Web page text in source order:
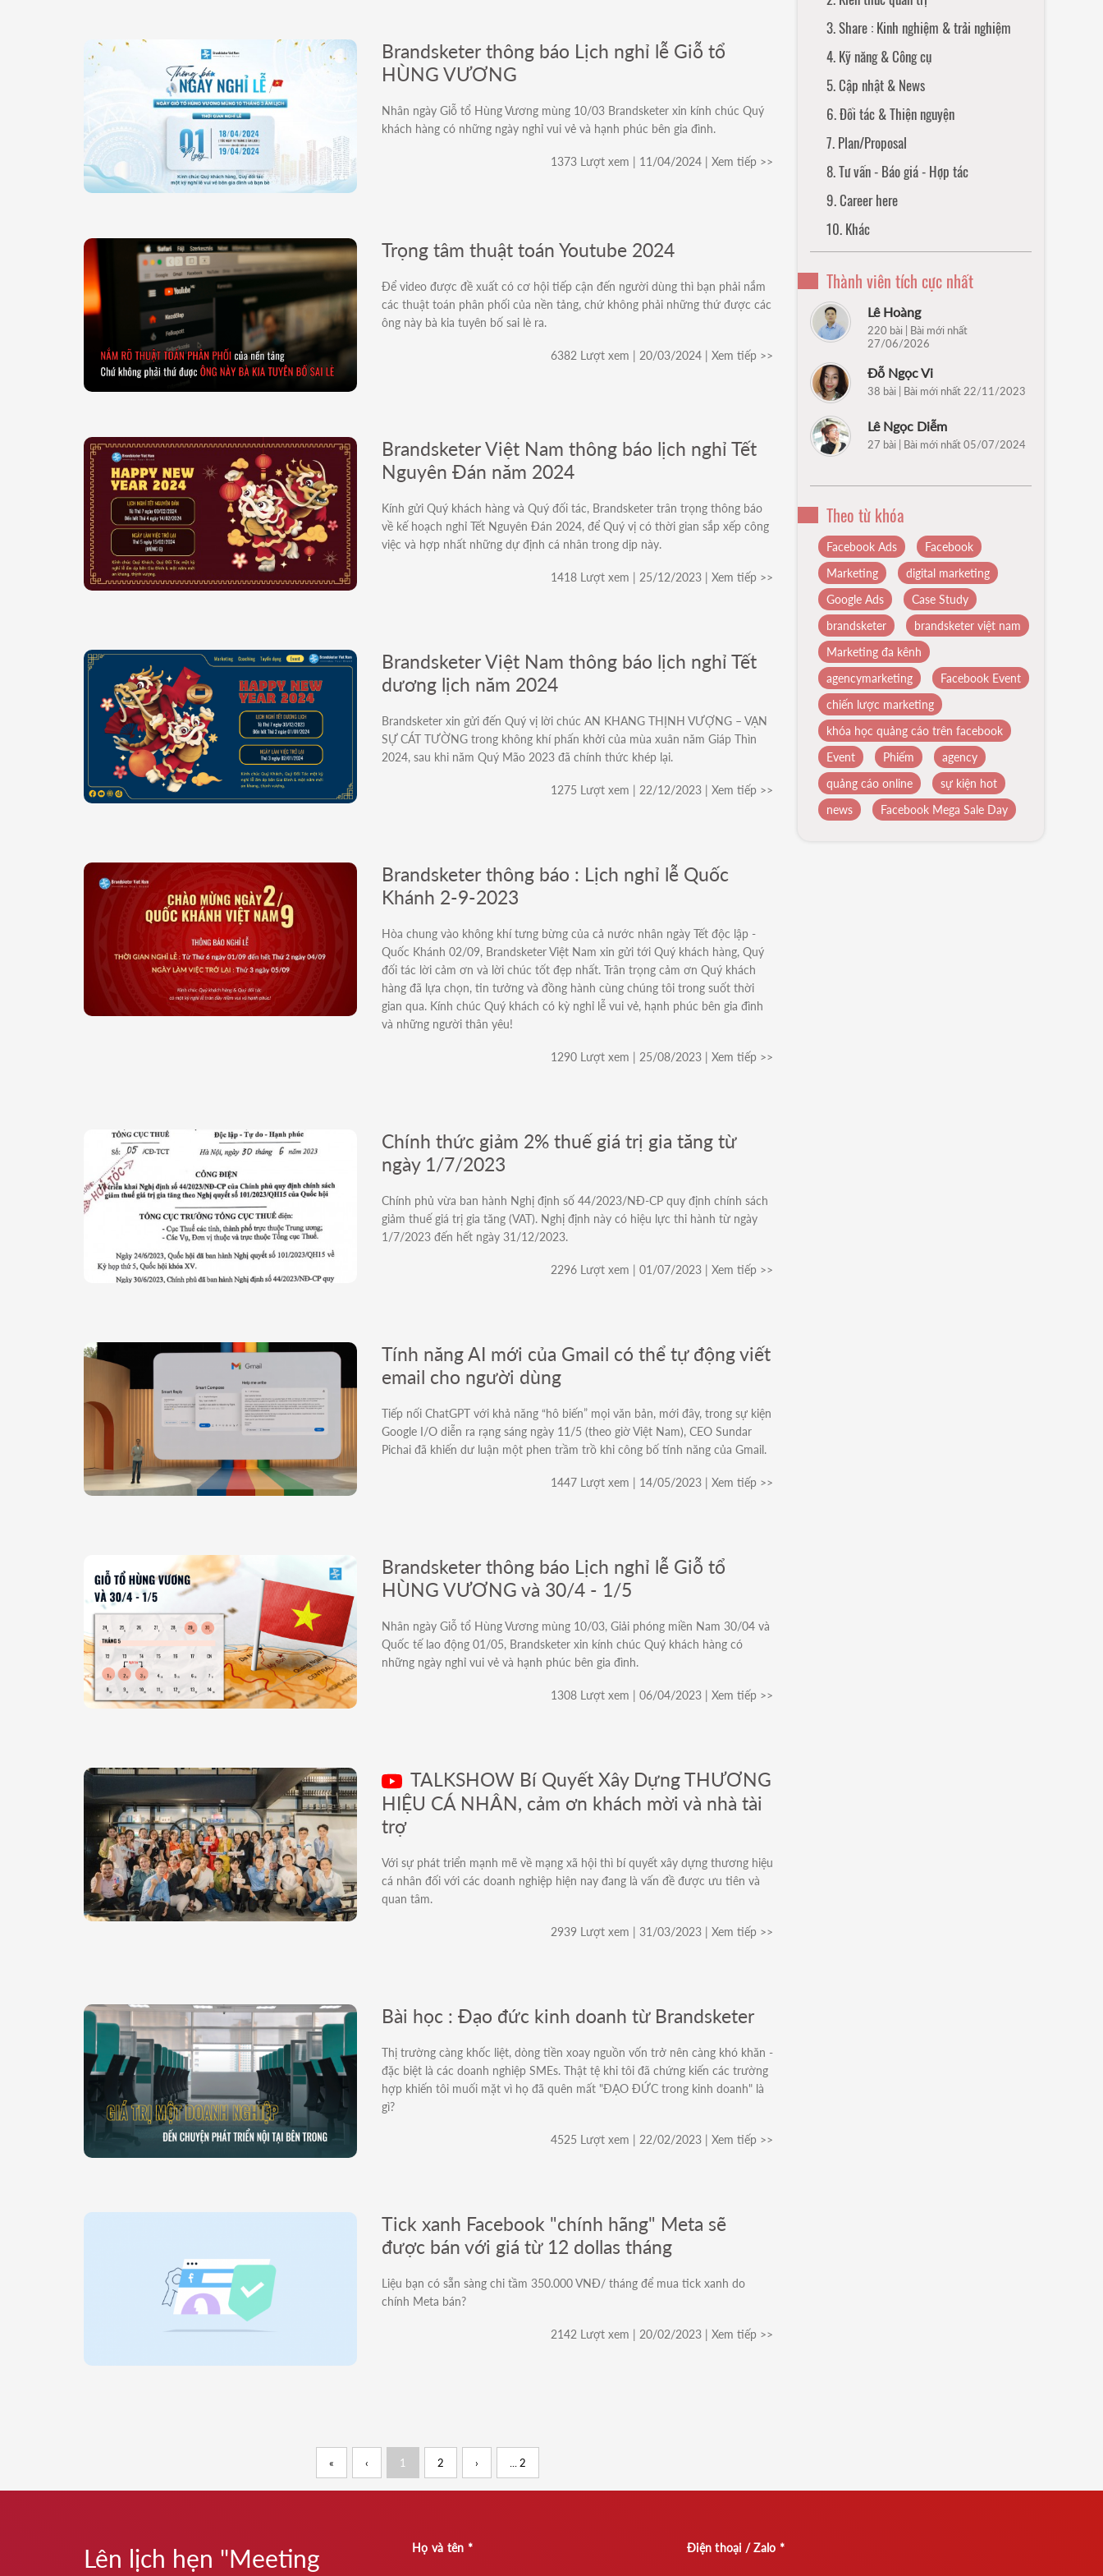
Brandsketer thông báo Lịch nghỉ lễ Giỗ tổ
HÙNG VƯƠNG
Nhân ngày Giỗ tổ Hùng Vương mùng 10/03 Brandsketer xin kính chúc Quý
khách hàng có những ngày nghỉ vui vẻ và hạnh phúc bên gia đình.
1373 Lượt xem | 11/04/2024 | Xem tiếp >>
Trọng tâm thuật toán Youtube 2024
Để video được đề xuất có cơ hội tiếp cận đến người dùng thì bạn phải nắm
các thuật toán phân phối của nền tảng, chứ không phải những thứ được các
ông này bà kia tuyên bố sai lè ra.
6382 Lượt xem | 20/03/2024 | Xem tiếp >>
Brandsketer Việt Nam thông báo lịch nghỉ Tết
Nguyên Đán năm 2024
Kính gửi Quý khách hàng và Quý đối tác, Brandsketer trân trọng thông báo
về kế hoạch nghỉ Tết Nguyên Đán 2024, để Quý vị có thời gian sắp xếp công
việc và hợp nhất những dự định cá nhân trong dịp này.
1418 Lượt xem | 25/12/2023 | Xem tiếp >>
Brandsketer Việt Nam thông báo lịch nghỉ Tết
dương lịch năm 2024
Brandsketer xin gửi đến Quý vị lời chúc AN KHANG THỊNH VƯỢNG – VẠN
SỰ CÁT TƯỜNG trong không khí phấn khởi của mùa xuân năm Giáp Thìn
2024, sau khi năm Quý Mão 2023 đã chính thức khép lại.
1275 Lượt xem | 22/12/2023 | Xem tiếp >>
Brandsketer thông báo : Lịch nghỉ lễ Quốc
Khánh 2-9-2023
Hòa chung vào không khí tưng bừng của cả nước nhân ngày Tết độc lập -
Quốc Khánh 02/09, Brandsketer Việt Nam xin gửi tới Quý khách hàng, Quý
đối tác lời cảm ơn và lời chúc tốt đẹp nhất. Trân trọng cảm ơn Quý khách
hàng đã lựa chọn, tin tưởng và đồng hành cùng chúng tôi trong suốt thời
gian qua. Kính chúc Quý khách có kỳ nghỉ lễ vui vẻ, hạnh phúc bên gia đình
và những người thân yêu!
1290 Lượt xem | 25/08/2023 | Xem tiếp >>
Chính thức giảm 2% thuế giá trị gia tăng từ
ngày 1/7/2023
Chính phủ vừa ban hành Nghị định số 44/2023/NĐ-CP quy định chính sách
giảm thuế giá trị gia tăng (VAT). Nghị định này có hiệu lực thi hành từ ngày
1/7/2023 đến hết ngày 31/12/2023.
2296 Lượt xem | 01/07/2023 | Xem tiếp >>
Tính năng AI mới của Gmail có thể tự động viết
email cho người dùng
Tiếp nối ChatGPT với khả năng “hô biến” mọi văn bản, mới đây, trong sự kiện
Google I/O diễn ra rạng sáng ngày 11/5 (theo giờ Việt Nam), CEO Sundar
Pichai đã khiến dư luận một phen trầm trồ khi công bố tính năng của Gmail.
1447 Lượt xem | 14/05/2023 | Xem tiếp >>
Brandsketer thông báo Lịch nghỉ lễ Giỗ tổ
HÙNG VƯƠNG và 30/4 - 1/5
Nhân ngày Giỗ tổ Hùng Vương mùng 10/03, Giải phóng miền Nam 30/04 và
Quốc tế lao động 01/05, Brandsketer xin kính chúc Quý khách hàng có
những ngày nghỉ vui vẻ và hạnh phúc bên gia đình.
1308 Lượt xem | 06/04/2023 | Xem tiếp >>
TALKSHOW Bí Quyết Xây Dựng THƯƠNG
HIỆU CÁ NHÂN, cảm ơn khách mời và nhà tài
trợ
Với sự phát triển mạnh mẽ về mạng xã hội thì bí quyết xây dựng thương hiệu
cá nhân đối với các doanh nghiệp hiện nay đang là vấn đề được ưu tiên và
quan tâm.
2939 Lượt xem | 31/03/2023 | Xem tiếp >>
Bài học : Đạo đức kinh doanh từ Brandsketer
Thị trường càng khốc liệt, dòng tiền xoay nguồn vốn trở nên càng khó khăn -
đặc biệt là các doanh nghiệp SMEs. Thật tệ khi tôi đã chứng kiến các trường
hợp khiến tôi muối mặt vì họ đã quên mất "ĐẠO ĐỨC trong kinh doanh" là
gì?
4525 Lượt xem | 22/02/2023 | Xem tiếp >>
Tick xanh Facebook "chính hãng" Meta sẽ
được bán với giá từ 12 dollas tháng
Liệu bạn có sẵn sàng chi tầm 350.000 VNĐ/ tháng để mua tick xanh do
chính Meta bán?
2142 Lượt xem | 20/02/2023 | Xem tiếp >>
« ‹ 1 2 › ... 2
3. Share : Kinh nghiệm & trải nghiệm
4. Kỹ năng & Công cụ
5. Cập nhật & News
6. Đối tác & Thiện nguyện
7. Plan/Proposal
8. Tư vấn - Báo giá - Hợp tác
9. Career here
10. Khác
Thành viên tích cực nhất
Lê Hoàng
220 bài | Bài mới nhất
27/06/2026
Đỗ Ngọc Vi
38 bài | Bài mới nhất 22/11/2023
Lê Ngọc Diễm
27 bài | Bài mới nhất 05/07/2024
Theo từ khóa
Facebook Ads
Facebook
Marketing
digital marketing
Google Ads
Case Study
brandsketer
brandsketer việt nam
Marketing đa kênh
agencymarketing
Facebook Event
chiến lược marketing
khóa học quảng cáo trên facebook
Event
Phiếm
agency
quảng cáo online
sự kiện hot
news
Facebook Mega Sale Day
Lên lịch hẹn "Meeting Họ và tên * Điện thoại / Zalo *